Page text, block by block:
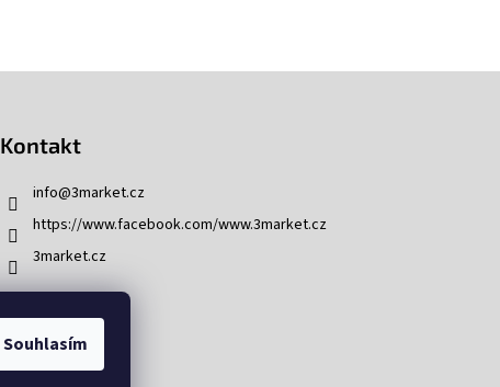
Souhlasím
Kontakt
info@3market.cz
https://www.facebook.com/www.3market.cz
3market.cz